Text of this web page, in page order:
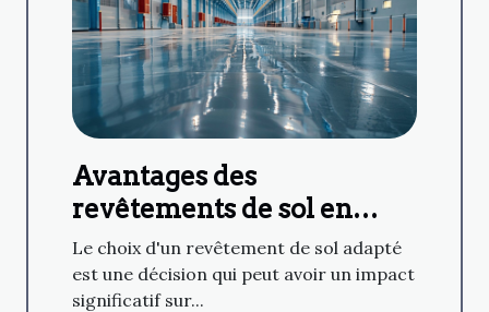
Avantages des
revêtements de sol en
résine dans divers
secteurs d'activité
Le choix d'un revêtement de sol adapté
est une décision qui peut avoir un impact
significatif sur...